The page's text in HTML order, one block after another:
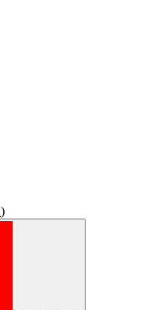
)